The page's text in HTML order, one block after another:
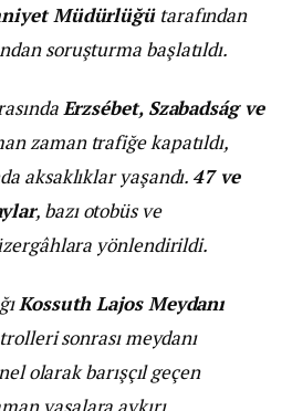
Müdürlüğütarafından
soruşturma başlatıldı.
Erzsébet, Szabadság ve
zaman trafiğe kapatıldı,
aksaklıklar yaşandı.47 ve
, bazı otobüs ve
yönlendirildi.
Kossuth Lajos Meydanı
sonrası meydanı
olarak barışçıl geçen